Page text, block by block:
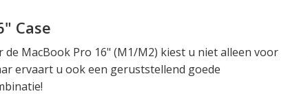
Case
de MacBook Pro 16" (M1/M2) kiest u niet alleen voor
ervaart u ook een geruststellend goede